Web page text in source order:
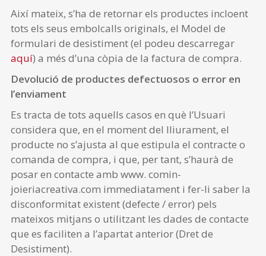
Així mateix, s’ha de retornar els productes incloent
tots els seus embolcalls originals, el Model de
formulari de desistiment (el podeu descarregar
aquí) a més d’una còpia de la factura de compra.
Devolució de productes defectuosos o error en
l’enviament
Es tracta de tots aquells casos en què l’Usuari
considera que, en el moment del lliurament, el
producte no s’ajusta al que estipula el contracte o
comanda de compra, i que, per tant, s’haurà de
posar en contacte amb www. comin-
joieriacreativa.com immediatament i fer-li saber la
disconformitat existent (defecte / error) pels
mateixos mitjans o utilitzant les dades de contacte
que es faciliten a l’apartat anterior (Dret de
Desistiment).